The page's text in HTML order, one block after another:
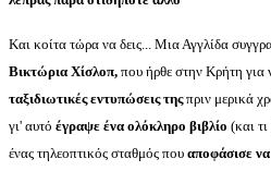
Και κοίτα τώρα να δεις... Μια Αγγλίδα
Βικτώρια Χίσλοπ, που ήρθε στην Κρήτη για
ταξιδιωτικές εντυπώσεις τηςπριν μερικά
γι' αυτό έγραψε ένα ολόκληρο βιβλίο (και
ένας τηλεοπτικός σταθμός που αποφάσισε να